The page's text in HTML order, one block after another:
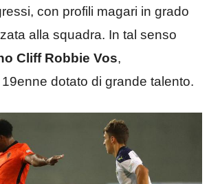
con profili magari in grado
alla squadra. In tal senso
Cliff Robbie Vos,
dotato di grande talento.